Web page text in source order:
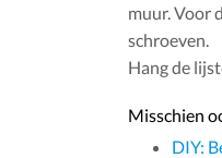
muur. Voor
schroeven.
Hang de
Misschien
DIY: